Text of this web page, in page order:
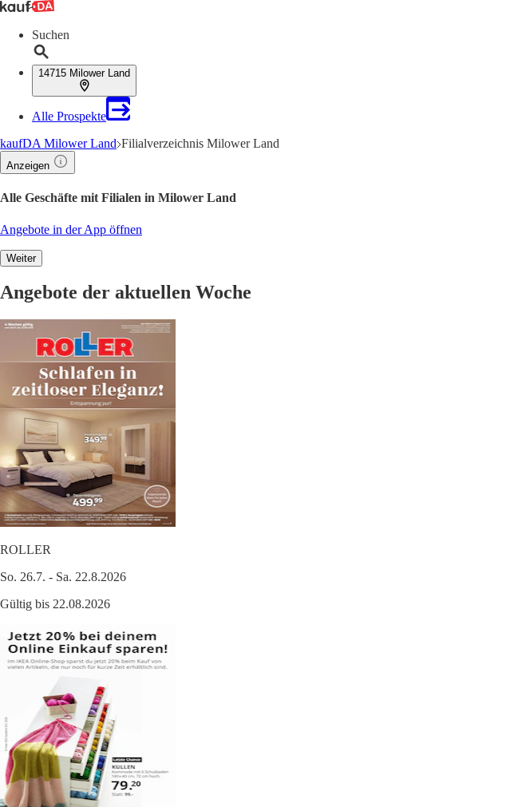
Suchen
14715 Milower Land
Alle Prospekte
kaufDA Milower Land Filialverzeichnis Milower Land
Anzeigen
Alle Geschäfte mit Filialen in Milower Land
Angebote in der App öffnen
Weiter
Angebote der aktuellen Woche
ROLLER
So. 26.7. - Sa. 22.8.2026
Gültig bis 22.08.2026